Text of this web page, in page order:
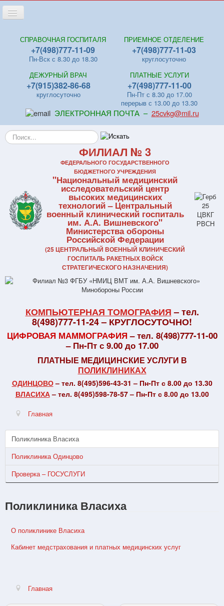
Переключить
навигацию
Новости
Отделения
Поликлиники
Контакты
ПЛАТНЫЕ УСЛУГИ
СПРАВОЧНАЯ ГОСПИТАЛЯ
+7(498)777-11-09
Пн-Вск с 8.30 до 18.30
ПРИЕМНОЕ ОТДЕЛЕНИЕ
+7(498)777-11-03
круглосуточно
ДЕЖУРНЫЙ ВРАЧ
+7(915)382-86-68
круглосуточно
ПЛАТНЫЕ УСЛУГИ
+7(498)777-11-00
Пн-Пт с 8.30 до 17.00
перерыв с 13.00 до 13.30
ЭЛЕКТРОННАЯ ПОЧТА – 25cvkg@mil.ru
Искать...
ФИЛИАЛ № 3
ФЕДЕРАЛЬНОГО ГОСУДАРСТВЕННОГО
БЮДЖЕТНОГО УЧРЕЖДЕНИЯ
"Национальный медицинский
исследовательский центр
высоких медицинских
технологий – Центральный
военный клинический госпиталь
им. А.А. Вишневского"
Министерства обороны
Российской Федерации
(25 ЦЕНТРАЛЬНЫЙ ВОЕННЫЙ КЛИНИЧЕСКИЙ
ГОСПИТАЛЬ РАКЕТНЫХ ВОЙСК
СТРАТЕГИЧЕСКОГО НАЗНАЧЕНИЯ)
КОМПЬЮТЕРНАЯ ТОМОГРАФИЯ– тел.
8(498)777-11-24 – КРУГЛОСУТОЧНО!
ЦИФРОВАЯ МАММОГРАФИЯ – тел. 8(498)777-11-00
– Пн-Пт с 9.00 до 17.00
ПЛАТНЫЕ МЕДИЦИНСКИЕ УСЛУГИ В
ПОЛИКЛИНИКАХ
ОДИНЦОВО– тел. 8(495)596-43-31 – Пн-Пт с 8.00 до 13.30
ВЛАСИХА– тел. 8(495)598-78-57 – Пн-Пт с 8.00 до 13.00
Главная
Поликлиника Власиха
Поликлиника Одинцово
Проверка – ГОСУСЛУГИ
Поликлиника Власиха
О поликлинике Власиха
Кабинет медстрахования и платных медицинских услуг
Главная